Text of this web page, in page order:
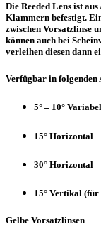
Die Reeded Lens ist
Klammern befestigt.
zwischen Vorsatzlinse
können auch bei
verleihen diesen dann
Verfügbar in folgenden
5° – 10°
15° Horizontal
30° Horizontal
15° Vertikal
Gelbe Vorsatzlinsen